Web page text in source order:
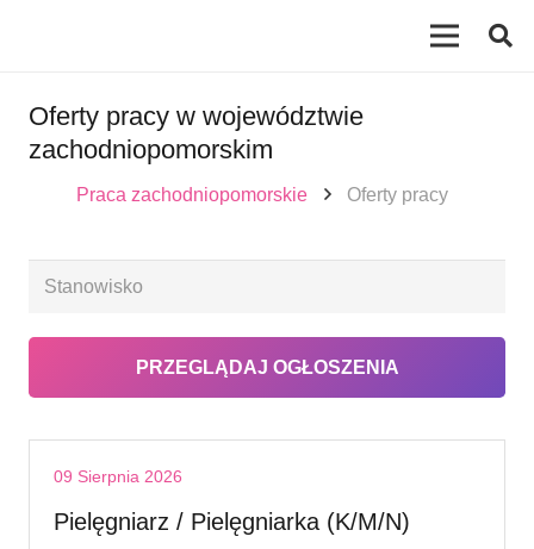
Oferty pracy w województwie
zachodniopomorskim
Praca zachodniopomorskie Oferty pracy
09 Sierpnia 2026
Pielęgniarz / Pielęgniarka (K/M/N)